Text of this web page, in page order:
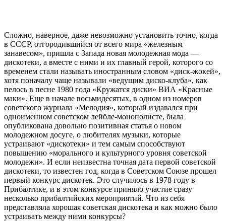
Сложно, наверное, даже невозможно установить точно, когда
в СССР, отгородившийся от всего мира «железным
занавесом», пришла с Запада новая молодежная мода —
дискотеки, а вместе с ними и их главный герой, которого со
временем стали называть иностранным словом «диск-жокей»,
хотя поначалу чаще называли «ведущим диско-клуба», как
пелось в песне 1980 года «Кружатся диски» ВИА «Красные
маки». Еще в начале восьмидесятых, в одном из номеров
советского журнала «Мелодия», который издавался при
одноименном советском лейбле-монополисте, была
опубликована довольно позитивная статья о новом
молодежном досуге, о любителях музыки, которые
устраивают «дискотеки» и тем самым способствуют
повышению «морального и культурного уровня советской
молодежи». И если неизвестна точная дата первой советской
дискотеки, то известен год, когда в Советском Союзе прошел
первый конкурс дискотек. Это случилось в 1978 году в
Прибалтике, и в этом конкурсе приняло участие сразу
несколько прибалтийских мероприятий. Что из себя
представляла хорошая советская дискотека и как можно было
устраивать между ними конкурсы?